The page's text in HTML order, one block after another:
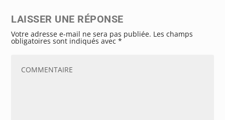
LAISSER UNE RÉPONSE
Votre adresse e-mail ne sera pas publiée. Les champs
obligatoires sont indiqués avec*